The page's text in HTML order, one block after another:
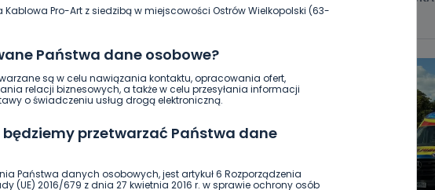
Pro-Art z siedzibą w miejscowości Ostrów Wielkopolski (63-
Państwa dane osobowe?
są w celu nawiązania kontaktu, opracowania ofert,
relacji biznesowych, a także w celu przesyłania informacji
o świadczeniu usług drogą elektroniczną.
przetwarzać Państwa dane
Państwa danych osobowych, jest artykuł 6 Rozporządzenia
(UE) 2016/679 z dnia 27 kwietnia 2016 r. w sprawie ochrony osób
WASZE INFO WSZYSTKICH ŚWIĘTYCH WYWIADY